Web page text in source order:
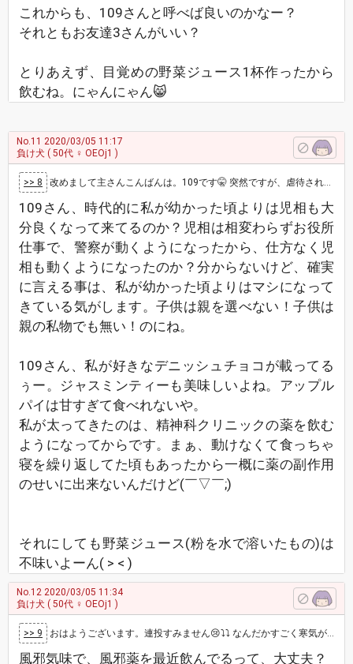
これからも、109さんと呼べば良いのかなー？
それともお友達3さんがいい？
とりあえず、目覚めの野菜ジュース1杯作ったから
飲むね。にゃんにゃん😸
No.11 2020/03/05 11:17
負け犬 ( 50代 ♀ OEOj1 )
>> 8 改めまして主さんこんばんは。109です🤫 突然ですが、虐待されて亡くなったみーちゃんの裁判での記事からの転載です。 「外の人は助けて…
109さん、時代的に私が幼かった頃よりは児相も大
分良くなって来てるのか？児相は相変わらずお役所
仕事で、警察が動くようになったから、仕方なく児
相も動くようになったのか？分からないけど、確実
に言える事は、私が幼かった頃よりはマシになって
きている気がします。子供は親を選べない！子供は
親の私物でも無い！のにね。
109さん、私が好きなデニッシュチョコが載ってる
ぅー。ジャスミンティーも美味しいよね。アップル
パイは甘すぎて食べれないや。
私が太ってきたのは、精神科クリニックの薬を飲む
ようになってからです。まぁ、動けなくて食っちゃ
寝を繰り返してた頃もあったから一概に薬の副作用
のせいに出来ないんだけど(￣▽￣;)
それにしても野菜ジュース(粉を水で溶いたもの)は
不味いよーん( > < )
No.12 2020/03/05 11:34
負け犬 ( 50代 ♀ OEOj1 )
>> 9 おはようございます。連投すみません😢⤵️⤵️ なんだかすごく寒気がして目が覚めました。寒い、んじゃなくて寒気……ダルい。ま、まさか………で…
風邪気味で、風邪薬を最近飲んでるって、大丈夫？